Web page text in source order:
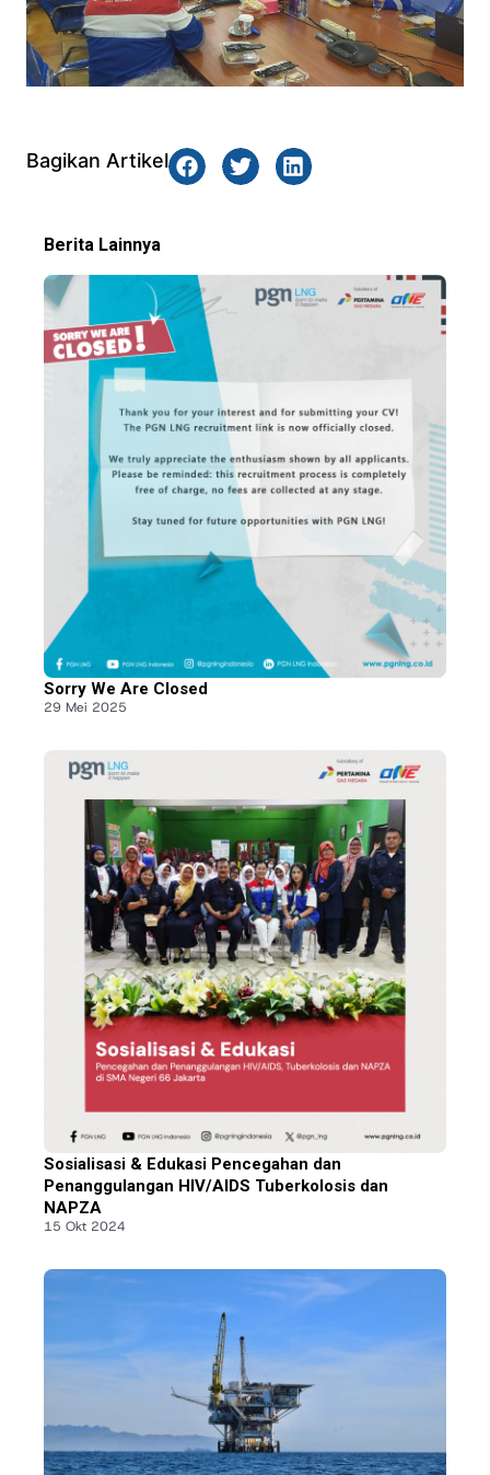
Bagikan Artikel
Berita Lainnya
Sorry We Are Closed
29 Mei 2025
Sosialisasi & Edukasi Pencegahan dan
Penanggulangan HIV/AIDS Tuberkolosis dan
NAPZA
15 Okt 2024